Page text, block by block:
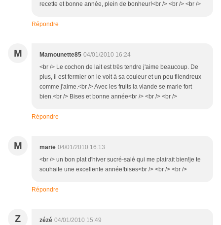
recette et bonne année, plein de bonheur!<br /> <br /> <br />
Répondre
M Mamounette85 04/01/2010 16:24
<br /> Le cochon de lait est très tendre j'aime beaucoup. De
plus, il est fermier on le voit à sa couleur et un peu filendreux
comme j'aime.<br /> Avec les fruits la viande se marie fort
bien.<br /> Bises et bonne année<br /> <br /> <br />
Répondre
M marie 04/01/2010 16:13
<br /> un bon plat d'hiver sucré-salé qui me plairait bien!je te
souhaite une excellente année!bises<br /> <br /> <br />
Répondre
Z zézé 04/01/2010 15:49